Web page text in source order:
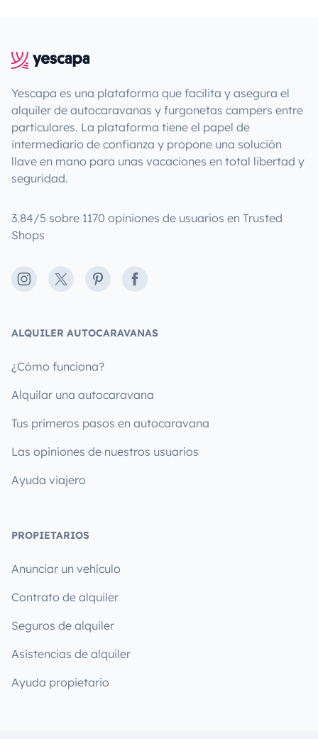
Yescapa es una plataforma que facilita y asegura el
alquiler de autocaravanas y furgonetas campers entre
particulares. La plataforma tiene el papel de
intermediario de confianza y propone una solución
llave en mano para unas vacaciones en total libertad y
seguridad.
3.84/5 sobre 1170 opiniones de usuarios en Trusted
Shops
Instagram
X PinterestFacebook
ALQUILER AUTOCARAVANAS
¿Cómo funciona?
Alquilar una autocaravana
Tus primeros pasos en autocaravana
Las opiniones de nuestros usuarios
Ayuda viajero
PROPIETARIOS
Anunciar un vehículo
Contrato de alquiler
Seguros de alquiler
Asistencias de alquiler
Ayuda propietario